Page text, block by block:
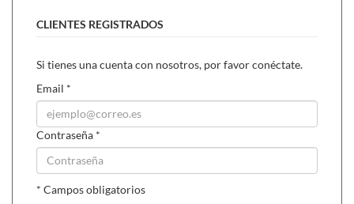
CLIENTES REGISTRADOS
Si tienes una cuenta con nosotros, por favor conéctate.
Email *
Contraseña *
* Campos obligatorios